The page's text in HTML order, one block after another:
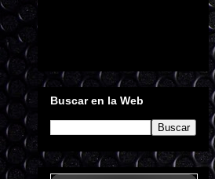
Buscar en la Web